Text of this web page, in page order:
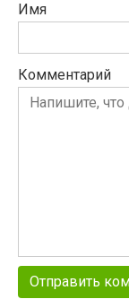
Имя
Комментарий